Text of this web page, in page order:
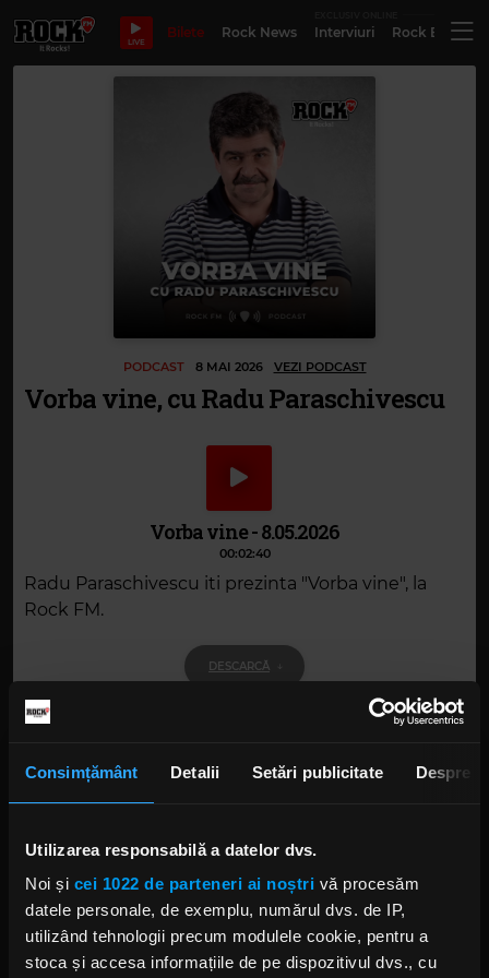
Consimțământ Detalii Setări publicitate Despre
Utilizarea responsabilă a datelor dvs.
Noi și cei 1022 de parteneri ai noștri vă procesăm
datele personale, de exemplu, numărul dvs. de IP,
utilizând tehnologii precum modulele cookie, pentru a
stoca și accesa informațiile de pe dispozitivul dvs., cu
LIVE
Bilete Rock News Interviuri Rock
PODCAST 8 MAI 2026 VEZI PODCAST
Vorba vine, cu Radu Paraschivescu
Vorba vine - 8.05.2026
00:02:40
Radu Paraschivescu iti prezinta "Vorba vine", la
Rock FM.
DESCARCĂ
Alte podcasturi
Vorba vine - 7.08.2026
7 AUGUST 2026 –00:02:39
Vorba vine - 4.08.2026
4 AUGUST 2026 –